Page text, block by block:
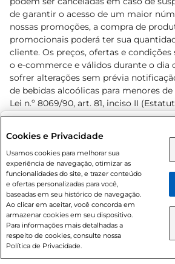
Rio de Janeiro (RJ) Goiás (GO)
Ou
Caso queira comprar online, informe
suas compras:
Entrega em casa
de garantir o acesso de um maior
nossas promoções, a compra de
promocionais poderá ter sua
cliente. Os preços, ofertas e condições
o e-commerce e válidos durante o dia
sofrer alterações sem prévia
de bebidas alcoólicas para menores
Lei n.º 8069/90, art. 81, inciso II
Adolescente). Preços e condições
prévio. O valor mínimo para as
80,00.
© 2026 Copyright. Todos
reservados Prezunic.
Cookies e Privacidade
Usamos cookies para melhorar sua
experiência de navegação, otimizar as
funcionalidades do site, e trazer conteúdo
e ofertas personalizadas para você,
baseadas em seu histórico de navegação.
Ao clicar em aceitar, você concorda em
armazenar cookies em seu dispositivo.
Para informações mais detalhadas a
respeito de cookies, consulte nossa
Política de Privacidade.